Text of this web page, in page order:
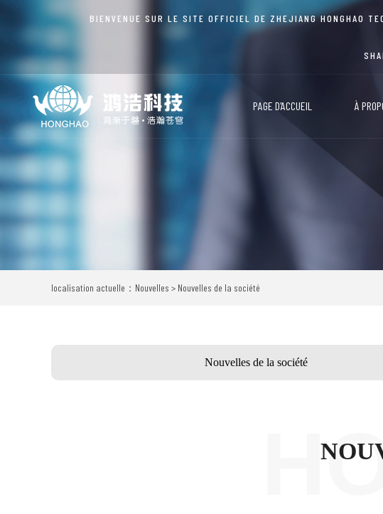
BIENVENUE SUR LE SITE OFFICIEL DE ZHEJIANG HONGHAO
PAGE D'ACCUEIL À
localisation actuelle：Nouvelles > Nouvelles de la société
Nouvelles de la société